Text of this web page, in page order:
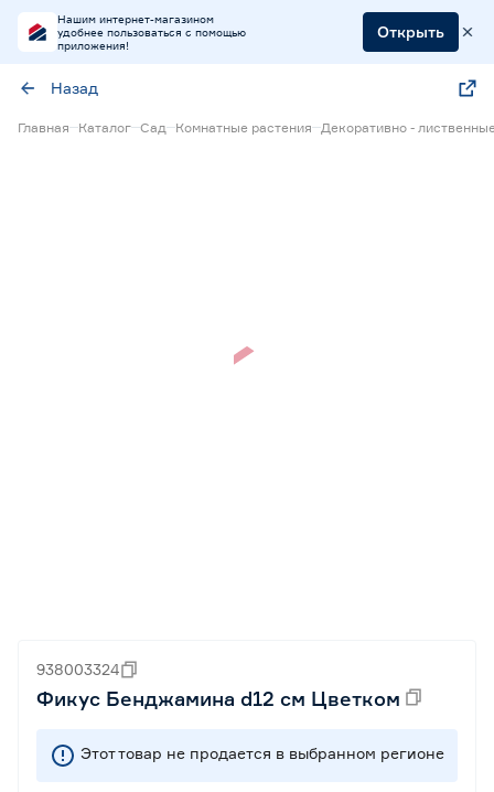
Нашим интернет-магазином
удобнее пользоваться с помощью
приложения!
Открыть
Назад
Главная Каталог Сад Комнатные растения Декоративно -
938003324
Фикус Бенджамина d12 см Цветком
Этот товар не продается в выбранном регионе